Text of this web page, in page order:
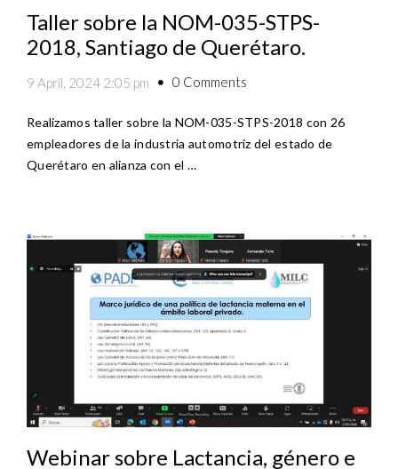
Taller sobre la NOM-035-STPS-
2018, Santiago de Querétaro.
9 April, 2024 2:05 pm 0 Comments
Realizamos taller sobre la NOM-035-STPS-2018 con 26
empleadores de la industria automotriz del estado de
Querétaro en alianza con el …
Webinar sobre Lactancia, género e